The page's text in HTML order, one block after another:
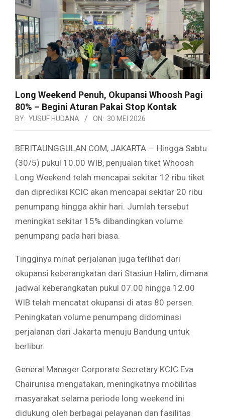
Long Weekend Penuh, Okupansi Whoosh Pagi
80% – Begini Aturan Pakai Stop Kontak
BY: YUSUF HUDANA ON: 30 MEI 2026
BERITAUNGGULAN.COM, JAKARTA — Hingga Sabtu
(30/5) pukul 10.00 WIB, penjualan tiket Whoosh
Long Weekend telah mencapai sekitar 12 ribu tiket
dan diprediksi KCIC akan mencapai sekitar 20 ribu
penumpang hingga akhir hari. Jumlah tersebut
meningkat sekitar 15% dibandingkan volume
penumpang pada hari biasa.
Tingginya minat perjalanan juga terlihat dari
okupansi keberangkatan dari Stasiun Halim, dimana
jadwal keberangkatan pukul 07.00 hingga 12.00
WIB telah mencatat okupansi di atas 80 persen.
Peningkatan volume penumpang didominasi
perjalanan dari Jakarta menuju Bandung untuk
berlibur.
General Manager Corporate Secretary KCIC Eva
Chairunisa mengatakan, meningkatnya mobilitas
masyarakat selama periode long weekend ini
didukung oleh berbagai pelayanan dan fasilitas